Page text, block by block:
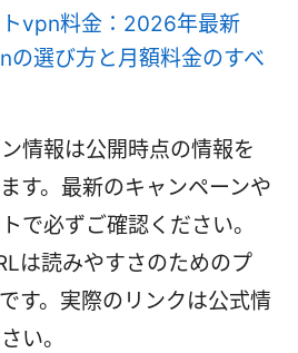
vpn料金：2026年最新
の選び方と月額料金のすべ
情報は公開時点の情報を
す。最新のキャンペーンや
で必ずご確認ください。
は読みやすさのためのプ
す。実際のリンクは公式情
い。